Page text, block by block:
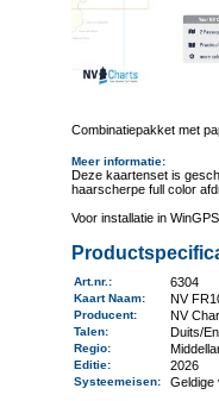
Combinatiepakket met
Meer informatie:
Deze kaartenset is
haarscherpe full color
Voor installatie in
Art.nr. : 6304
Kaart Naam: NV
Producent: NV
Talen: Duits/
Regio:
Editie: 2026
Systeemeisen: Geldige